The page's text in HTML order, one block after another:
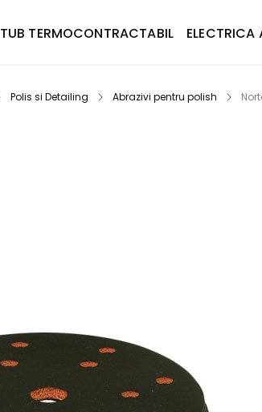
TUB TERMOCONTRACTABIL ELECTRICA
Polis si Detailing Abrazivi pentru polish